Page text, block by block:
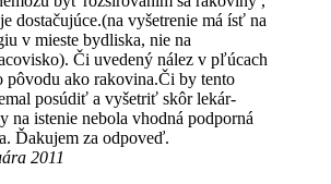
dostačujúce.(na vyšetrenie má ísť na
v mieste bydliska, nie na
Či uvedený nález v pľúcach
pôvodu ako rakovina.Či by tento
posúdiť a vyšetriť skôr lekár-
na istenie nebola vhodná podporná
Ďakujem za odpoveď.
2011